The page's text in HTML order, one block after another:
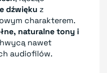
dźwięku z
charakterem.
naturalne tony i
nawet
audiofilów.